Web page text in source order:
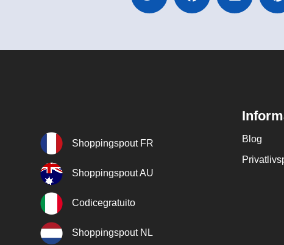
Shoppingspout FR
Shoppingspout AU
Codicegratuito
Shoppingspout NL
Blog